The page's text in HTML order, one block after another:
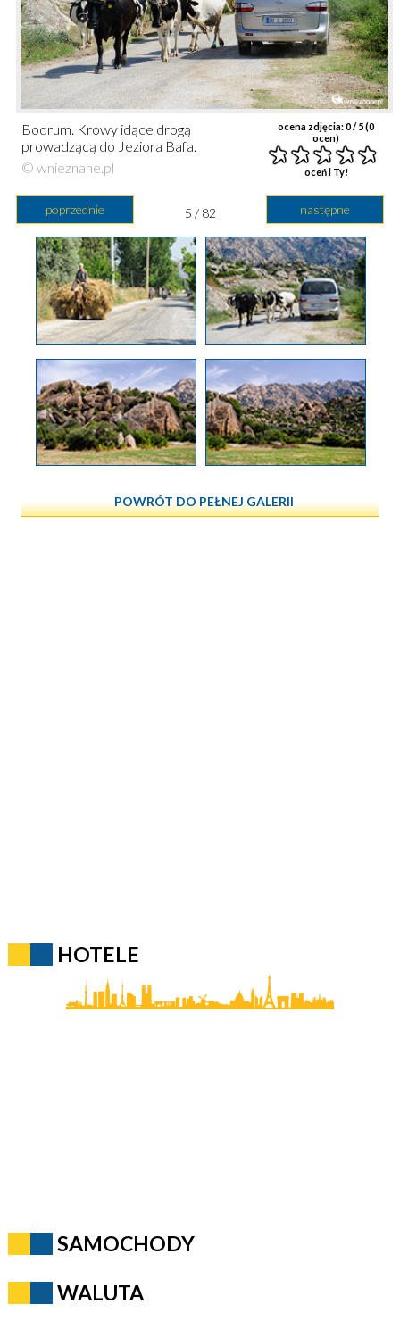
ocena zdjęcia:0/ 5 (0
ocen)
oceń i Ty!
Bodrum. Krowy idące drogą
prowadzącą do Jeziora Bafa.
© wnieznane.pl
poprzednie następne
5 / 82
POWRÓT DO PEŁNEJ GALERII
HOTELE
SAMOCHODY
WALUTA